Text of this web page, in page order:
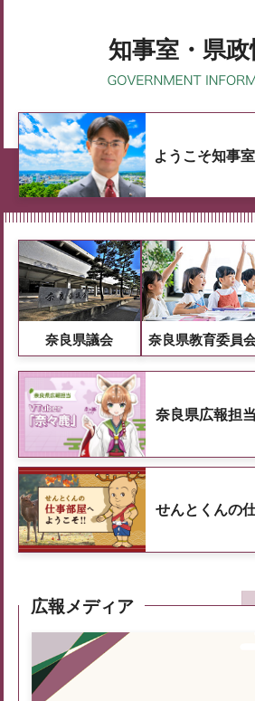
知事室・県政
ようこそ知事
奈良県議会 奈良県教育委員
奈良県広報担
せんとくんの
広報メディア